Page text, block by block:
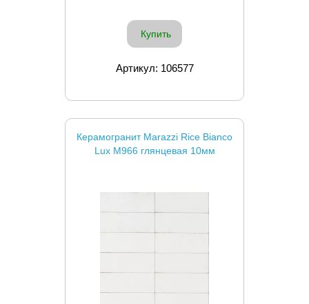
Купить
Артикул: 106577
Керамогранит Marazzi Rice Bianco
Lux M966 глянцевая 10мм